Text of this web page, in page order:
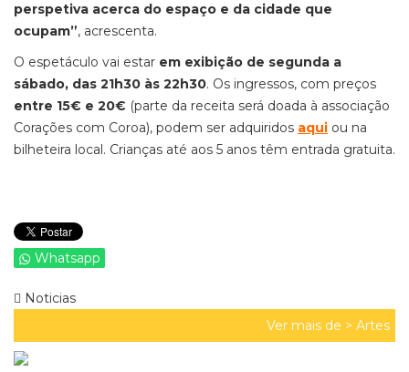
perspetiva acerca do espaço e da cidade que
ocupam”, acrescenta.
O espetáculo vai estar em exibição de segunda a
sábado, das 21h30 às 22h30. Os ingressos, com preços
entre 15€ e 20€ (parte da receita será doada à associação
Corações com Coroa), podem ser adquiridos aqui ou na
bilheteira local. Crianças até aos 5 anos têm entrada gratuita.
Whatsapp
Noticias
Ver mais de > Artes